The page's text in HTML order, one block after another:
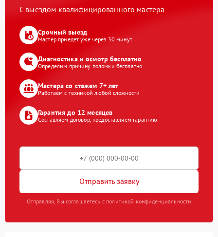
С выездом квалифицированного мастера
Срочный выезд
Мастер приедет уже через 30 минут
Диагностика и осмотр бесплатно
Определим причину поломки бесплатно
Мастера со стажем 7+ лет
Работаем с техникой любой сложности
Гарантия до 12 месяцев
Составляем договор, предоставляем гарантию
Отправить заявку
Отправляя, Вы соглашаетесь с политикой конфиденциальности